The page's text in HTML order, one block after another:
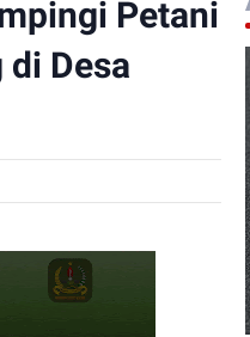
Petani
Desa